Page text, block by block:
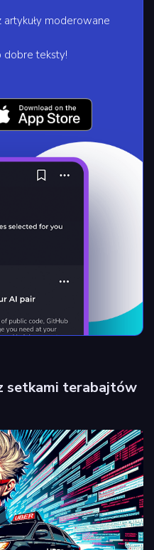
moderowane
dobre teksty!
setkami terabajtów